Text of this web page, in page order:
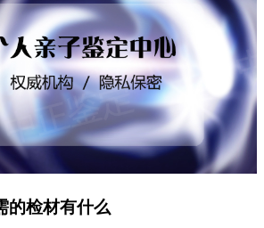
的检材有什么